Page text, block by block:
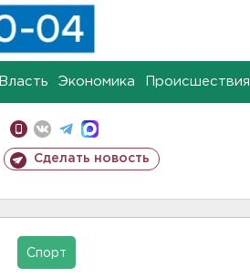
Власть Экономика Происшествия
Сделать новость
Спорт